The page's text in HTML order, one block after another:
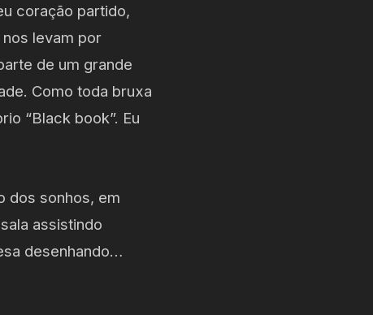
coração partido,
levam por
de um grande
Como toda bruxa
“Black book”. Eu
dos sonhos, em
assistindo
desenhando…